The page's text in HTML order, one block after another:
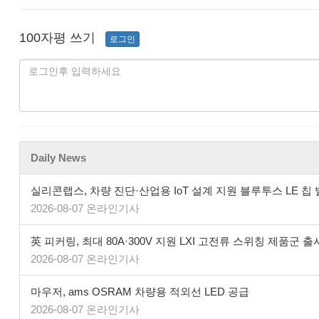
100자평 쓰기 로그인
Daily News
실리콘랩스, 차량 진단·산업용 IoT 설계 지원 블루투스 LE 칩
2026-08-07 온라인기사
英 피커링, 최대 80A·300V 지원 LXI 고전류 스위칭 제품군 출
2026-08-07 온라인기사
마우저, ams OSRAM 차량용 적외선 LED 공급
2026-08-07 온라인기사